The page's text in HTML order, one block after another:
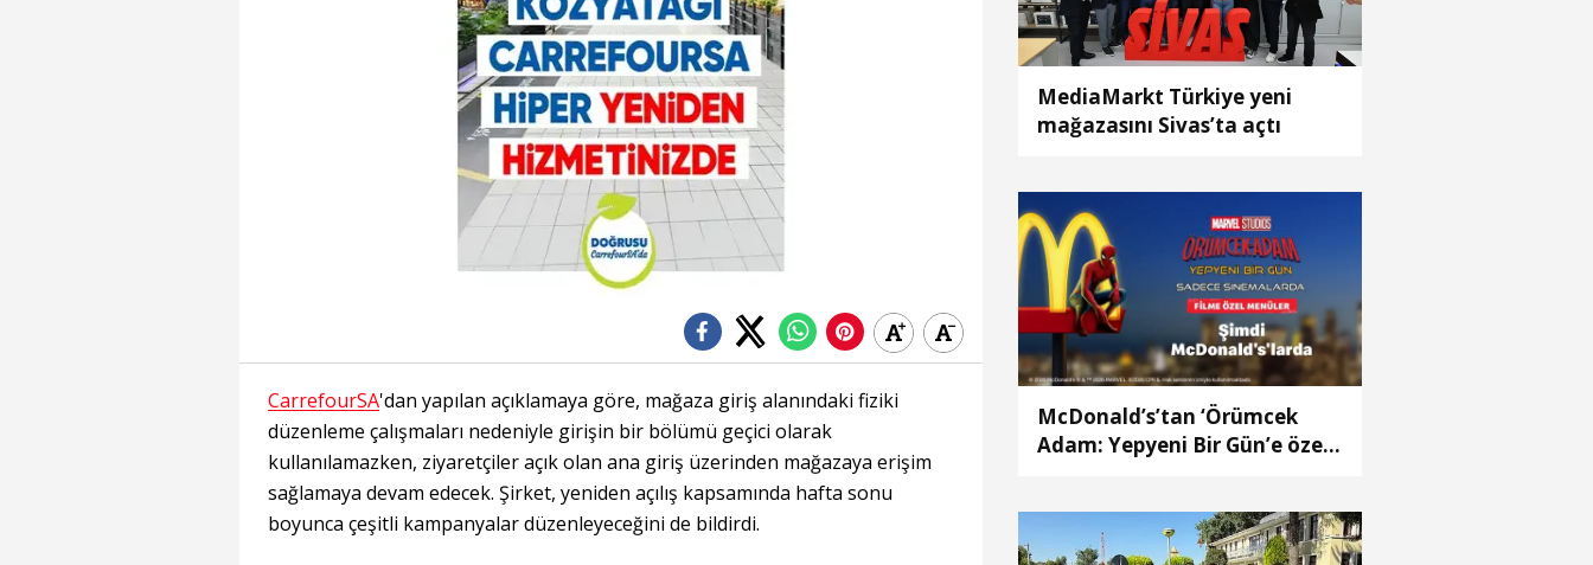
CarrefourSA'dan yapılan açıklamaya göre, mağaza giriş alanındaki fiziki
düzenleme çalışmaları nedeniyle girişin bir bölümü geçici olarak
kullanılamazken, ziyaretçiler açık olan ana giriş üzerinden mağazaya erişim
sağlamaya devam edecek. Şirket, yeniden açılış kapsamında hafta sonu
boyunca çeşitli kampanyalar düzenleyeceğini de bildirdi.
MediaMarkt Türkiye yeni
mağazasını Sivas’ta açtı
McDonald’s’tan ‘Örümcek
Adam: Yepyeni Bir Gün’e özel